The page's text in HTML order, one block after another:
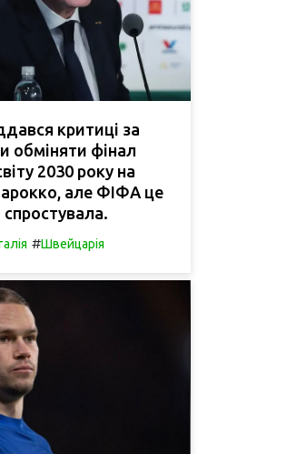
критиці за
обміняти фінал
2030 року на
але ФІФА це
#Швейцарія